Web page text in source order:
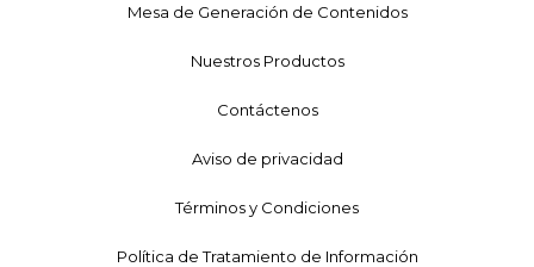
Mesa de Generación de Contenidos
Nuestros Productos
Contáctenos
Aviso de privacidad
Términos y Condiciones
Política de Tratamiento de Información